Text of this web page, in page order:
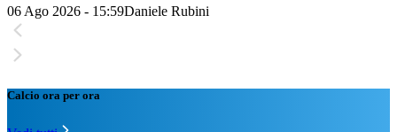
06 Ago 2026 - 15:59Daniele Rubini
Calcio ora per ora